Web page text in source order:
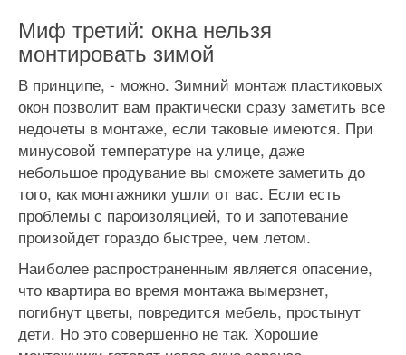
Миф третий: окна нельзя
монтировать зимой
В принципе, - можно. Зимний монтаж пластиковых
окон позволит вам практически сразу заметить все
недочеты в монтаже, если таковые имеются. При
минусовой температуре на улице, даже
небольшое продувание вы сможете заметить до
того, как монтажники ушли от вас. Если есть
проблемы с пароизоляцией, то и запотевание
произойдет гораздо быстрее, чем летом.
Наиболее распространенным является опасение,
что квартира во время монтажа вымерзнет,
погибнут цветы, повредится мебель, простынут
дети. Но это совершенно не так. Хорошие